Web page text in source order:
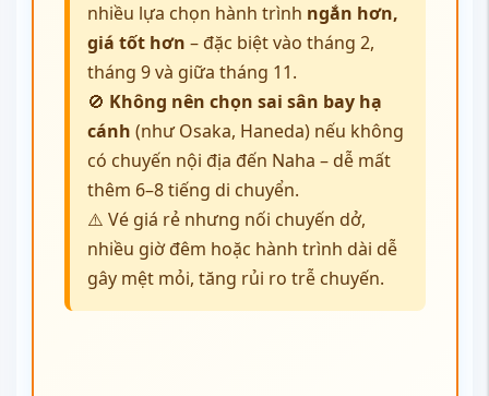
nhiều lựa chọn hành trình ngắn hơn,
giá tốt hơn – đặc biệt vào tháng 2,
tháng 9 và giữa tháng 11.
🚫 Không nên chọn sai sân bay hạ
cánh (như Osaka, Haneda) nếu không
có chuyến nội địa đến Naha – dễ mất
thêm 6–8 tiếng di chuyển.
⚠️ Vé giá rẻ nhưng nối chuyến dở,
nhiều giờ đêm hoặc hành trình dài dễ
gây mệt mỏi, tăng rủi ro trễ chuyến.